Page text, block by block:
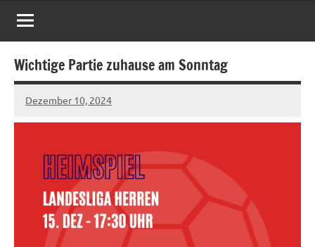
Wichtige Partie zuhause am Sonntag
Dezember 10, 2024
hgadmin